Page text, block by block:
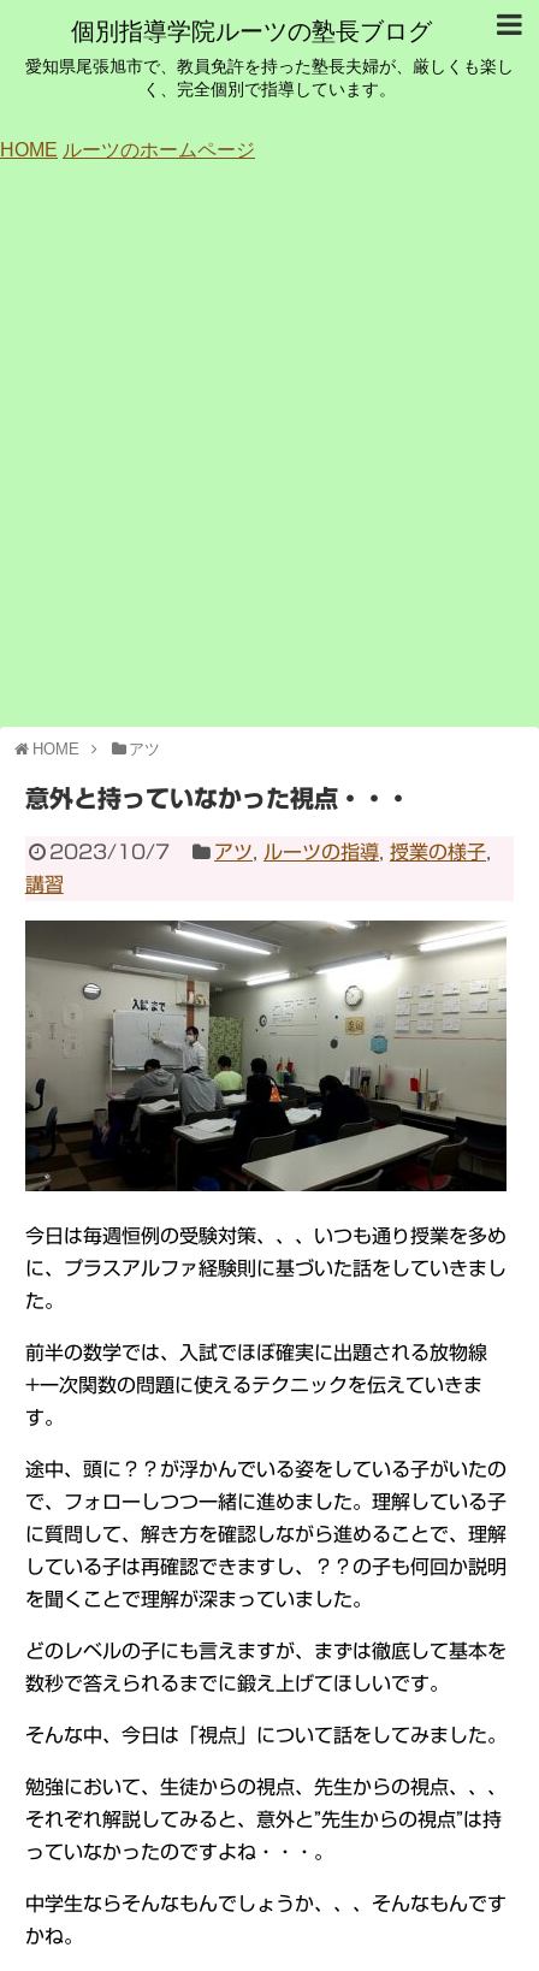
個別指導学院ルーツの塾長ブログ
愛知県尾張旭市で、教員免許を持った塾長夫婦が、厳しくも楽し
く、完全個別で指導しています。
HOME ルーツのホームページ
HOME アツ
意外と持っていなかった視点・・・
2023/10/7 アツ ルーツの指導 ,授業の様子
講習
今日は毎週恒例の受験対策、、、いつも通り授業を多め
に、プラスアルファ経験則に基づいた話をしていきまし
た。
前半の数学では、入試でほぼ確実に出題される放物線
+一次関数の問題に使えるテクニックを伝えていきま
す。
途中、頭に？？が浮かんでいる姿をしている子がいたの
で、フォローしつつ一緒に進めました。理解している子
に質問して、解き方を確認しながら進めることで、理解
している子は再確認できますし、？？の子も何回か説明
を聞くことで理解が深まっていました。
どのレベルの子にも言えますが、まずは徹底して基本を
数秒で答えられるまでに鍛え上げてほしいです。
そんな中、今日は「視点」について話をしてみました。
勉強において、生徒からの視点、先生からの視点、、、
それぞれ解説してみると、意外と”先生からの視点”は持
っていなかったのですよね・・・。
中学生ならそんなもんでしょうか、、、そんなもんです
かね。